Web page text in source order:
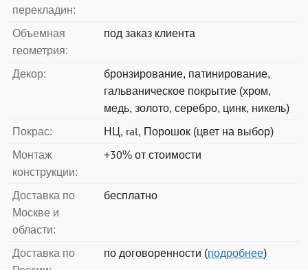
перекладин:
Объемная
геометрия:
под заказ клиента
Декор:
бронзирование, патинирование,
гальваническое покрытие (хром,
медь, золото, серебро, цинк, никель)
Покрас:
НЦ, ral, Порошок (цвет на выбор)
Монтаж
конструкции:
+30% от стоимости
Доставка по
Москве и
области:
бесплатно
Доставка по
по договоренности (подробнее)